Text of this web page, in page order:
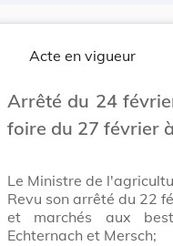
Acte en vigueur
Arrêté du 24
foire du 27 février
Le Ministre de
Revu son arrêté du 22
et marchés aux
Echternach et Mersch;